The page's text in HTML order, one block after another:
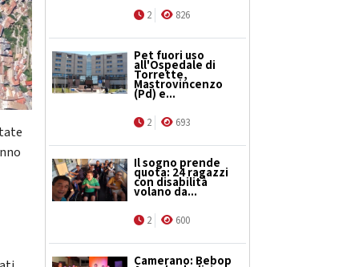
2 826
Pet fuori uso
all'Ospedale di
Torrette,
Mastrovincenzo
(Pd) e...
2 693
Il sogno prende
quota: 24 ragazzi
con disabilità
volano da...
2 600
Camerano: Bebop